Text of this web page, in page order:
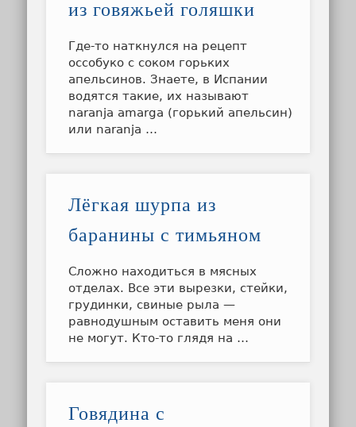
из говяжьей голяшки
Где-то наткнулся на рецепт
оссобуко с соком горьких
апельсинов. Знаете, в Испании
водятся такие, их называют
naranja amarga (горький апельсин)
или naranja …
Лёгкая шурпа из
баранины с тимьяном
Сложно находиться в мясных
отделах. Все эти вырезки, стейки,
грудинки, свиные рыла —
равнодушным оставить меня они
не могут. Кто-то глядя на …
Говядина с